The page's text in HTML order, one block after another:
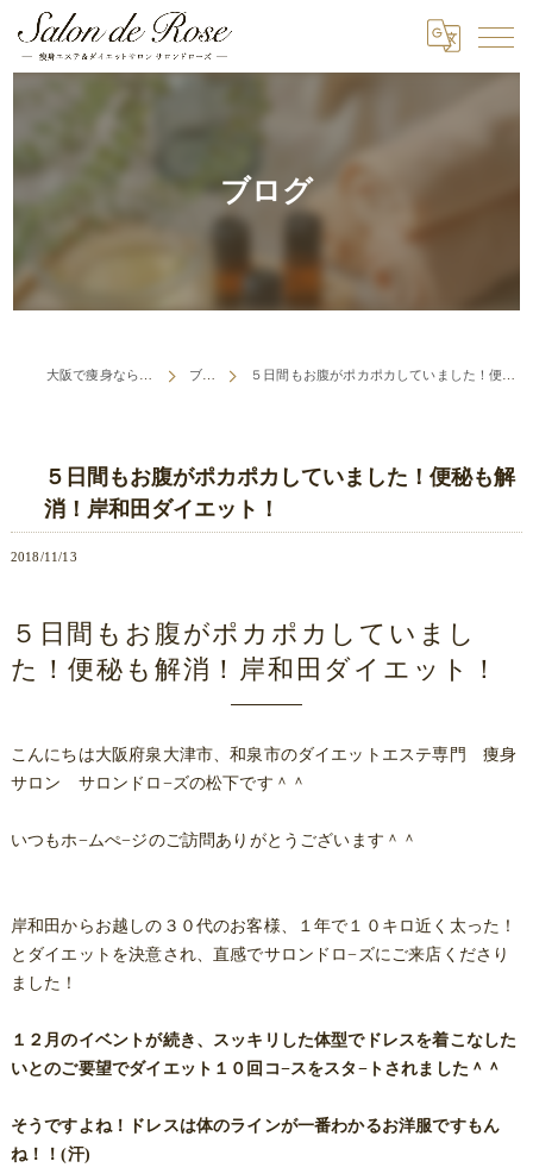
ブログ
ブログ ５日間もお腹がポカポカしていました！便秘も解消！岸和田ダイエット！
５日間もお腹がポカポカしていました！便秘も解
消！岸和田ダイエット！
2018/11/13
５日間もお腹がポカポカしていまし
た！便秘も解消！岸和田ダイエット！
こんにちは大阪府泉大津市、和泉市のダイエットエステ専門 痩身
サロン サロンドロ−ズの松下です＾＾
いつもホ−ムぺ−ジのご訪問ありがとうございます＾＾
岸和田からお越しの３０代のお客様、１年で１０キロ近く太った！
とダイエットを決意され、直感でサロンドロ−ズにご来店くださり
ました！
１２月のイベントが続き、スッキリした体型でドレスを着こなした
いとのご要望でダイエット１０回コ−スをスタ−トされました＾＾
そうですよね！ドレスは体のラインが一番わかるお洋服ですもん
ね！！(汗)